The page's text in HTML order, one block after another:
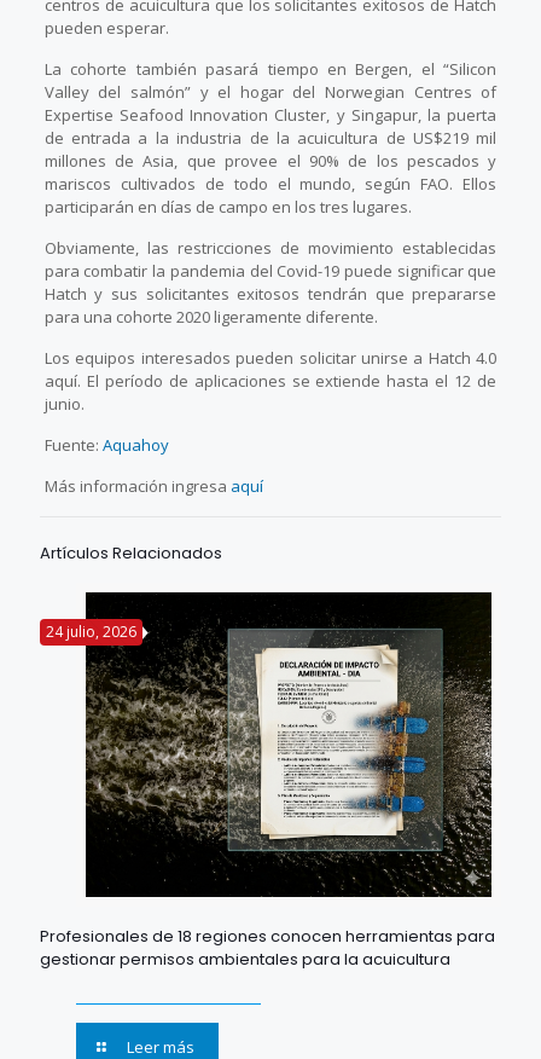
centros de acuicultura que los solicitantes exitosos de Hatch
pueden esperar.
La cohorte también pasará tiempo en Bergen, el “Silicon
Valley del salmón” y el hogar del Norwegian Centres of
Expertise Seafood Innovation Cluster, y Singapur, la puerta
de entrada a la industria de la acuicultura de US$219 mil
millones de Asia, que provee el 90% de los pescados y
mariscos cultivados de todo el mundo, según FAO. Ellos
participarán en días de campo en los tres lugares.
Obviamente, las restricciones de movimiento establecidas
para combatir la pandemia del Covid-19 puede significar que
Hatch y sus solicitantes exitosos tendrán que prepararse
para una cohorte 2020 ligeramente diferente.
Los equipos interesados pueden solicitar unirse a Hatch 4.0
aquí. El período de aplicaciones se extiende hasta el 12 de
junio.
Fuente: Aquahoy
Más información ingresa aquí
Artículos Relacionados
24 julio, 2026
Profesionales de 18 regiones conocen herramientas para
gestionar permisos ambientales para la acuicultura
Leer más